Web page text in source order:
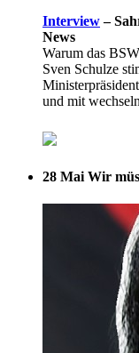
Interview–
News
Warum das
Sven Schulze
und mit
28 Mai Wir